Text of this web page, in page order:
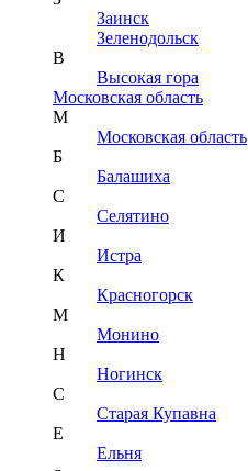
Заинск
Зеленодольск
В
Высокая гора
Московская область
М
Московская область
Б
Балашиха
С
Селятино
И
Истра
К
Красногорск
М
Монино
Н
Ногинск
С
Старая Купавна
Е
Ельня